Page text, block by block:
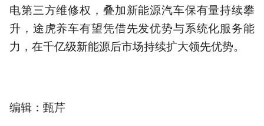
电第三方维修权，叠加新能源汽车保有量持续攀
升，途虎养车有望凭借先发优势与系统化服务能
力，在千亿级新能源后市场持续扩大领先优势。
编辑：甄芹